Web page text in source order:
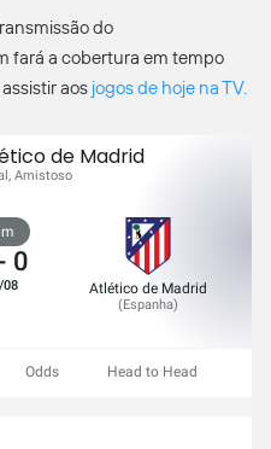
do
fará a cobertura em tempo
aos jogos de hoje na TV.
de Madrid
Amistoso
0
08 Atlético de Madrid
(Espanha)
Odds Head to Head